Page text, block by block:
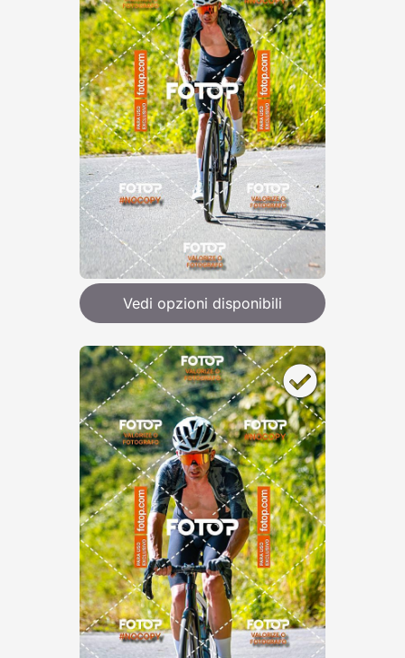
Vedi opzioni disponibili